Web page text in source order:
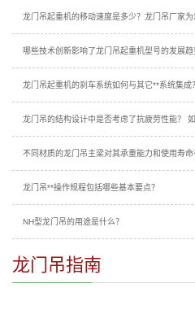
龙门吊起重机的移动速度是多少？龙门吊厂家为
哪些技术创新影响了龙门吊起重机型号的发展
龙门吊起重机的刹车系统如何与其它**系统集成
龙门吊的结构设计中是否考虑了抗疲劳性能？
不同材质的龙门吊主梁对其承重能力和使用寿命
龙门吊**操作规程包括哪些基本要点？
NH型龙门吊的用途是什么？
龙门吊指南